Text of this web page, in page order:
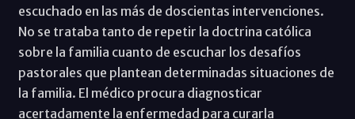
escuchado en las más de doscientas intervenciones.
No se trataba tanto de repetir la doctrina católica
sobre la familia cuanto de escuchar los desafíos
pastorales que plantean determinadas situaciones de
la familia. El médico procura diagnosticar
acertadamente la enfermedad para curarla